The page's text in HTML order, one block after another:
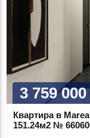
3 759
Квартира в
151.24м2 №